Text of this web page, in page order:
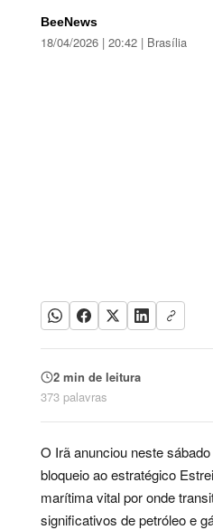
BeeNews
18/04/2026 | 20:42 | Brasília
2 min de leitura
373 palavras
O Irã anunciou neste
bloqueio ao estratégico
marítima vital por onde
significativos de petróleo e